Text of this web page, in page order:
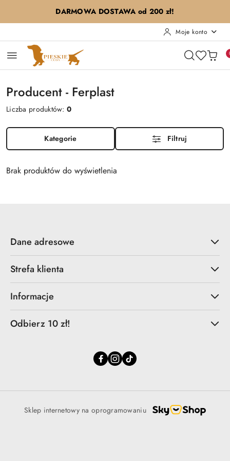
Przejdź do treści głównej
Przejdź do wyszukiwarki
Przejdź do moje konto
Przejdź do menu głównego
Przejdź do stopkiDARMOWA DOSTAWA od 200 zł!
Moje konto
Producent - Ferplast
Liczba produktów:0
Kategorie Filtruj
Brak produktów do wyświetlenia
Dane adresowe
Strefa klienta
Informacje
Odbierz 10 zł!
Sklep internetowy na oprogramowaniu